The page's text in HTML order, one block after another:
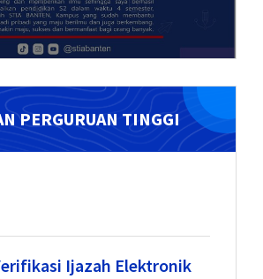
PERGURUAN TINGGI
Ijazah Elektronik